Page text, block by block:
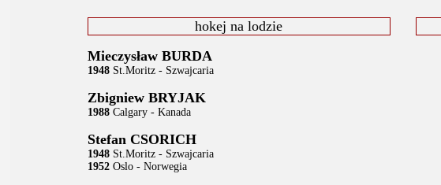
hokej na lodzie
Mieczysław BURDA
1948St.Moritz - Szwajcaria
Zbigniew BRYJAK
1988Calgary - Kanada
Stefan CSORICH
1948St.Moritz - Szwajcaria
1952Oslo - Norwegia